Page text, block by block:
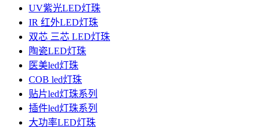
UV紫光LED灯珠
IR 红外LED灯珠
双芯 三芯 LED灯珠
陶瓷LED灯珠
医美led灯珠
COB led灯珠
贴片led灯珠系列
插件led灯珠系列
大功率LED灯珠